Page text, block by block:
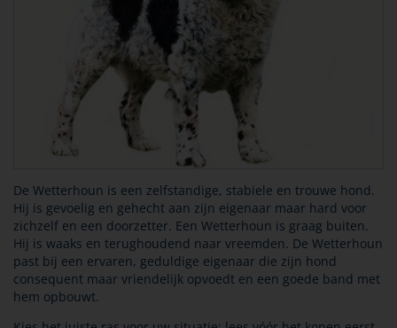
De Wetterhoun is een zelfstandige, stabiele en trouwe hond.
Hij is gevoelig en gehecht aan zijn eigenaar maar hard voor
zichzelf en een doorzetter. Een Wetterhoun is graag buiten.
Hij is waaks en terughoudend naar vreemden. De Wetterhoun
past bij een ervaren, geduldige eigenaar die zijn hond
consequent maar vriendelijk opvoedt en een goede band met
hem opbouwt.